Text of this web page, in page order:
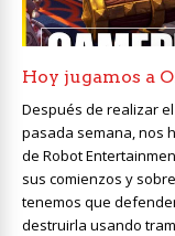
Hoy jugamos a
Después de realizar
pasada semana, nos
de Robot
sus comienzos y
tenemos que
destruirla usando